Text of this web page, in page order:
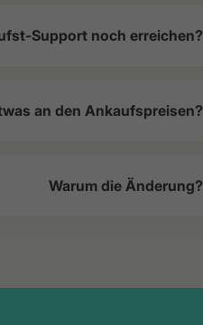
Support noch erreichen?
an den Ankaufspreisen?
Warum die Änderung?